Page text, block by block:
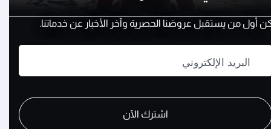
أول من يستقبل عروضنا الحصرية وآخر الأخبار عن خدماتنا.
البريد الإلكتروني
اشترك الآن